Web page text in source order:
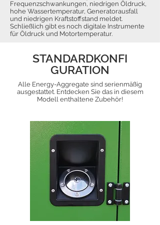
Frequenzschwankungen, niedrigen Öldruck,
hohe Wassertemperatur, Generatorausfall
und niedrigen Kraftstoffstand meldet.
Schließlich gibt es noch digitale Instrumente
für Öldruck und Motortemperatur.
STANDARDKONFI
GURATION
Alle Energy-Aggregate sind serienmäßig
ausgestattet. Entdecken Sie das in diesem
Modell enthaltene Zubehör!